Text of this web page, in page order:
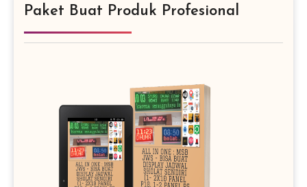
Paket Buat Produk Profesional